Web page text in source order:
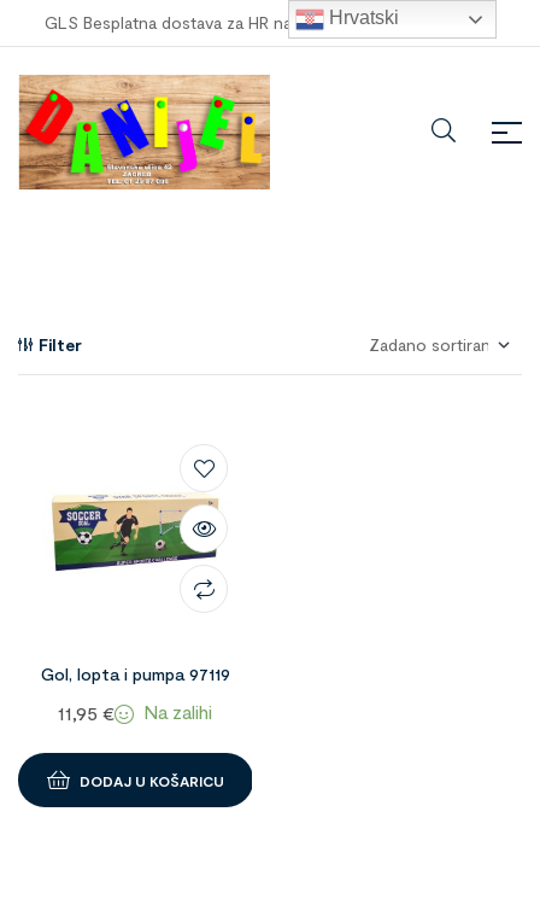
GLS Besplatna dostava za HR narudžbe veće od 100,00 €
Filter
Gol, lopta i pumpa 97119
11,95€ Na zalihi
DODAJ U KOŠARICU
Hrvatski